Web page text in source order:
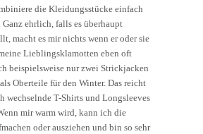
die Kleidungsstücke einfach
ehrlich, falls es überhaupt
macht es mir nichts wenn er oder sie
Lieblingsklamotten eben oft
beispielsweise nur zwei Strickjacken
Oberteile für den Winter. Das reicht
wechselnde T-Shirts und Longsleeves
mir warm wird, kann ich die
oder ausziehen und bin so sehr